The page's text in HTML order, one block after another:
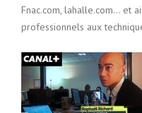
Fnac.com, lahalle.com... et
professionnels aux